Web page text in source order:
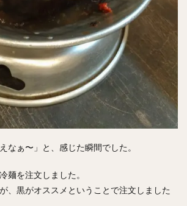
なぁ〜」と、感じた瞬間でした。
麺を注文しました。
、黒がオススメということで注文しました